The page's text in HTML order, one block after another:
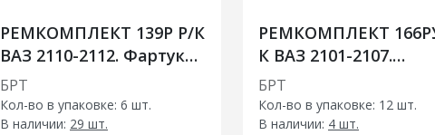
РЕМКОМПЛЕКТ 139Р Р/К
ВАЗ 2110-2112. Фартуки
задних колес с
креплениями
БРТ
Кол-во в упаковке: 6 шт.
В наличии: 29 шт.
РЕМКОМПЛЕКТ
К ВАЗ 2101-2107.
Подушки пружины
задней подвески
усиленные
БРТ
Кол-во в упаковке: 12 шт.
В наличии: 4 шт.